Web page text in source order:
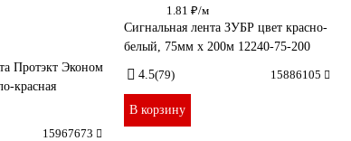
Протэкт Эконом
красная
15967673
1.81 ₽/м
Сигнальная лента ЗУБР цвет красно-
белый, 75мм х 200м 12240-75-200
4.5(79) 15886105
В корзину